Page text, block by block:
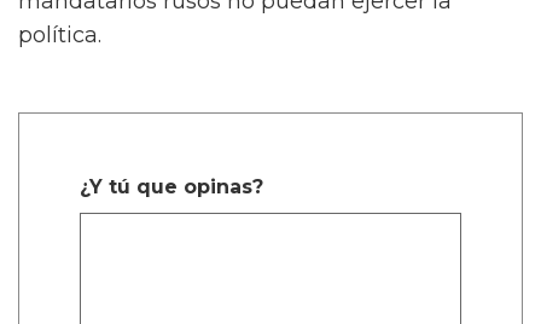
política.
¿Y tú que opinas?